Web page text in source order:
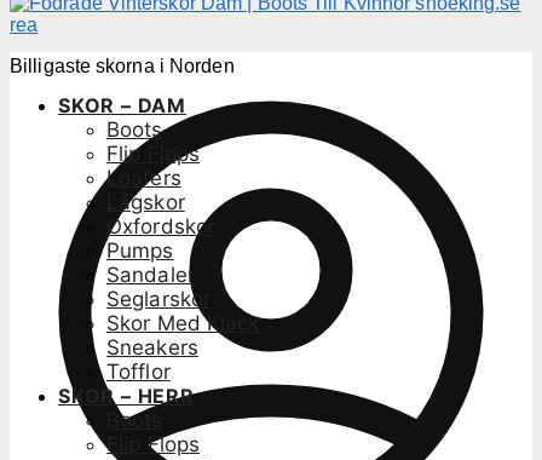
Billigaste skorna i Norden
SKOR – DAM
Boots
Flip Flops
Loafers
Lågskor
Oxfordskor
Pumps
Sandaler
Seglarskor
Skor Med Klack
Sneakers
Tofflor
SKOR – HERR
Boots
Flip Flops